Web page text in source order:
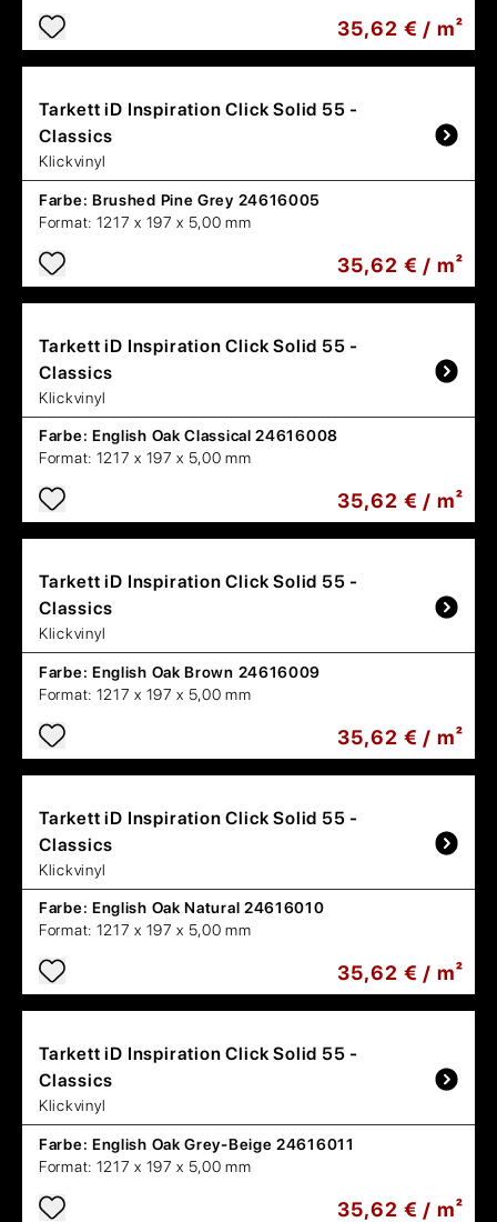
35,62 € / m²
Tarkett iD Inspiration Click Solid 55 -
Classics
Klickvinyl
Farbe: Brushed Pine Grey 24616005
Format: 1217 x 197 x 5,00 mm
35,62 € / m²
Tarkett iD Inspiration Click Solid 55 -
Classics
Klickvinyl
Farbe: English Oak Classical 24616008
Format: 1217 x 197 x 5,00 mm
35,62 € / m²
Tarkett iD Inspiration Click Solid 55 -
Classics
Klickvinyl
Farbe: English Oak Brown 24616009
Format: 1217 x 197 x 5,00 mm
35,62 € / m²
Tarkett iD Inspiration Click Solid 55 -
Classics
Klickvinyl
Farbe: English Oak Natural 24616010
Format: 1217 x 197 x 5,00 mm
35,62 € / m²
Tarkett iD Inspiration Click Solid 55 -
Classics
Klickvinyl
Farbe: English Oak Grey-Beige 24616011
Format: 1217 x 197 x 5,00 mm
35,62 € / m²